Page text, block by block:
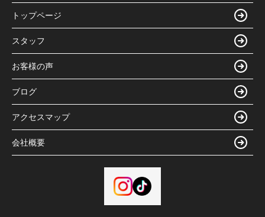
トップページ
スタッフ
お客様の声
ブログ
アクセスマップ
会社概要